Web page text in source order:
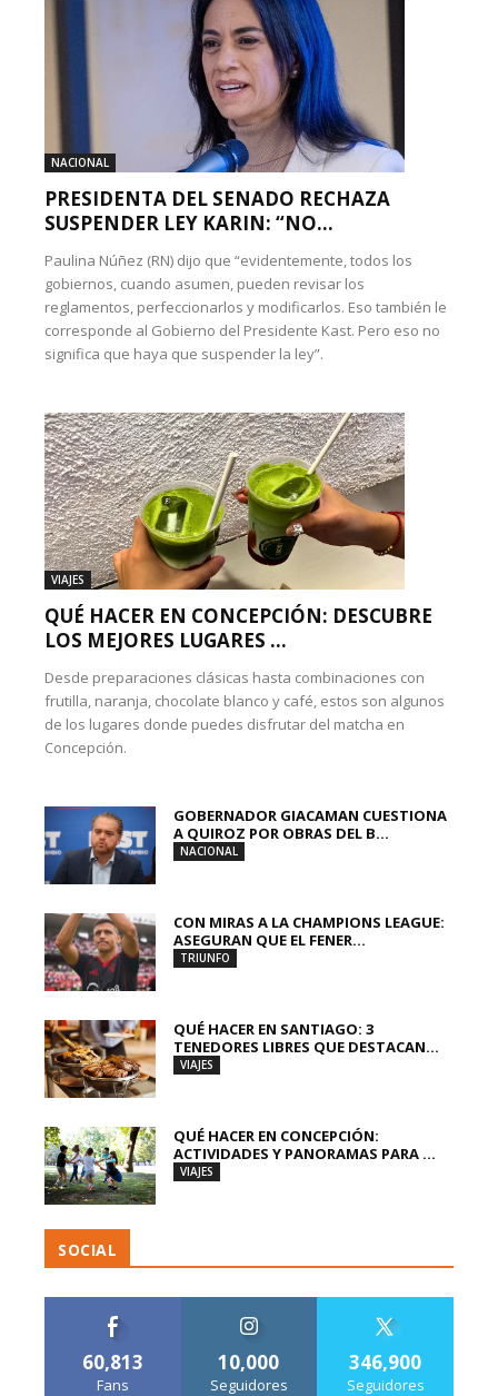
NACIONAL
PRESIDENTA DEL SENADO RECHAZA
SUSPENDER LEY KARIN: “NO...
Paulina Núñez (RN) dijo que “evidentemente, todos los
gobiernos, cuando asumen, pueden revisar los
reglamentos, perfeccionarlos y modificarlos. Eso también le
corresponde al Gobierno del Presidente Kast. Pero eso no
significa que haya que suspender la ley”.
VIAJES
QUÉ HACER EN CONCEPCIÓN: DESCUBRE
LOS MEJORES LUGARES ...
Desde preparaciones clásicas hasta combinaciones con
frutilla, naranja, chocolate blanco y café, estos son algunos
de los lugares donde puedes disfrutar del matcha en
Concepción.
GOBERNADOR GIACAMAN CUESTIONA
A QUIROZ POR OBRAS DEL B...
NACIONAL
CON MIRAS A LA CHAMPIONS LEAGUE:
ASEGURAN QUE EL FENER...
TRIUNFO
QUÉ HACER EN SANTIAGO: 3
TENEDORES LIBRES QUE DESTACAN...
VIAJES
QUÉ HACER EN CONCEPCIÓN:
ACTIVIDADES Y PANORAMAS PARA ...
VIAJES
SOCIAL
60,813
Fans
10,000
Seguidores
346,900
Seguidores